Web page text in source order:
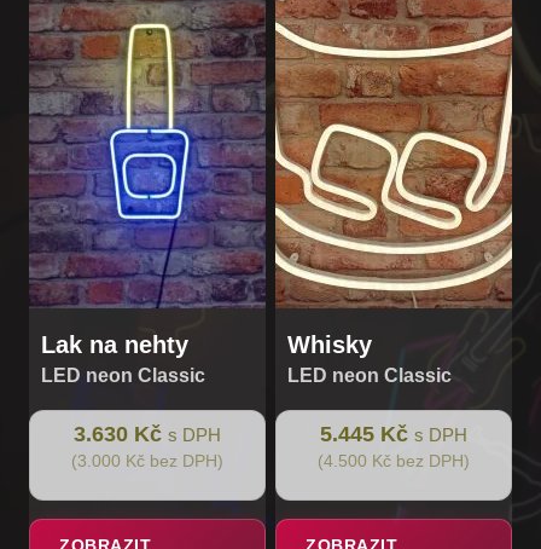
Lak na nehty
LED neon Classic
3.630 Kč s DPH
(3.000 Kč bez DPH)
Whisky
LED neon Classic
5.445 Kč s DPH
(4.500 Kč bez DPH)